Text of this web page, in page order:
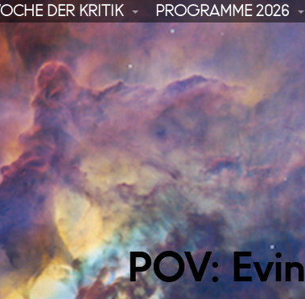
DER KRITIK PROGRAMME 2026
POV: Evin